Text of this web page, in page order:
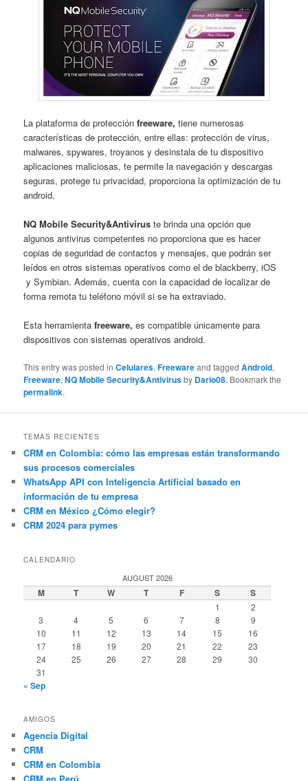
La plataforma de protecciónfreeware,tiene numerosas
características de protección, entre ellas: protección de virus,
malwares, spywares, troyanos y desinstala de tu dispositivo
aplicaciones maliciosas, te permite la navegación y descargas
seguras, protege tu privacidad, proporciona la optimización de tu
android.
NQ Mobile Security&Antiviruste brinda una opción que
algunos antivirus competentes no proporciona que es hacer
copias de seguridad de contactos y mensajes, que podrán ser
leídos en otros sistemas operativos como el de blackberry, iOS
y Symbian. Además, cuenta con la capacidad de localizar de
forma remota tu teléfono móvil si se ha extraviado.
Esta herramientafreeware,es compatible únicamente para
dispositivos con sistemas operativos android.
This entry was posted inCelulares,Freewareand taggedAndroid,
Freeware,NQ Mobile Security&Antivirusby Dario08. Bookmark the
permalink.
TEMAS RECIENTES
CRM en Colombia: cómo las empresas están transformando
sus procesos comerciales
WhatsApp API con Inteligencia Artificial basado en
información de tu empresa
CRM en México ¿Cómo elegir?
CRM 2024 para pymes
CALENDARIO
AUGUST 2026
M T W T F S S
1
2
3
4 5 6 7 8
9
10
11 12 13 14 15
16
17
18 19 20 21 22
23
24
25 26 27 28 29
30
31
« Sep
AMIGOS
Agencia Digital
CRM
CRM en Colombia